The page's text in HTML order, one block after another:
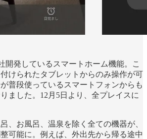
開発しているスマートホーム機能。こ
けられたタブレットからのみ操作が可
普段使っているスマートフォンからも
ました。12月5日より、全プレイスに
、お風呂、温泉を除く全ての機器が、
可能に。例えば、外出先から帰る途中